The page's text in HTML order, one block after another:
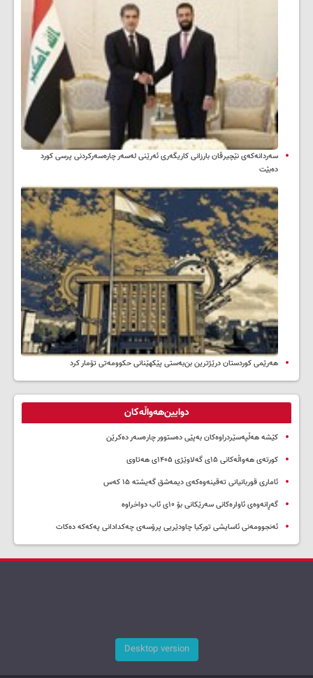
سه‌ردانه‌کەی نێچیرڤان بارزانی كاریگه‌ری ئه‌رێنی له‌سه‌ر چاره‌سه‌ركردنی پرسی كورد
ده‌بێت
هەرێمی کوردستان درێژترین بن‌بەستی پێکهێنانی حکوومەتی تۆمار کرد
دوایین‌هەواڵەکان
کێشە هەڵپەسێردراوەکان بەپێی دەستوور چارەسەر دەکرێن
کورتەی هەواڵەکانی ۱۵ی گەلاوێژی ۱۴۰۵ی هەتاوی
ئاماری قوربانیانی تەقینەوەکەی دیمەشق گەیشتە ۱۵ کەس
گەڕانەوەی ئاوارەکانی سەرێکانی بۆ ۱۰ی ئاب دواخراوە
ئەنجوومەنی ئاسایشی تورکیا چاودێریی پرۆسەی چەکدادانی پەکەکە دەکات
Desktop version